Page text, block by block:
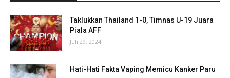
Taklukkan Thailand 1-0, Timnas U-19 Juara
Piala AFF
Juli 29, 2024
Hati-Hati Fakta Vaping Memicu Kanker Paru